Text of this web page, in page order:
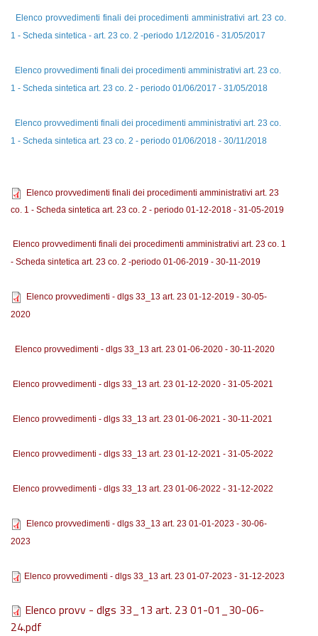
Elenco provvedimenti finali dei procedimenti amministrativi art. 23 co.
1 - Scheda sintetica - art. 23 co. 2 -periodo 1/12/2016 - 31/05/2017
Elenco provvedimenti finali dei procedimenti amministrativi art. 23 co.
1 - Scheda sintetica art. 23 co. 2 - periodo 01/06/2017 - 31/05/2018
Elenco provvedimenti finali dei procedimenti amministrativi art. 23 co.
1 - Scheda sintetica art. 23 co. 2 - periodo 01/06/2018 - 30/11/2018
Elenco provvedimenti finali dei procedimenti amministrativi art. 23
co. 1 - Scheda sintetica art. 23 co. 2 - periodo 01-12-2018 - 31-05-2019
Elenco provvedimenti finali dei procedimenti amministrativi art. 23 co. 1
- Scheda sintetica art. 23 co. 2 -periodo 01-06-2019 - 30-11-2019
Elenco provvedimenti - dlgs 33_13 art. 23 01-12-2019 - 30-05-
2020
Elenco provvedimenti - dlgs 33_13 art. 23 01-06-2020 - 30-11-2020
Elenco provvedimenti - dlgs 33_13 art. 23 01-12-2020 - 31-05-2021
Elenco provvedimenti - dlgs 33_13 art. 23 01-06-2021 - 30-11-2021
Elenco provvedimenti - dlgs 33_13 art. 23 01-12-2021 - 31-05-2022
Elenco provvedimenti - dlgs 33_13 art. 23 01-06-2022 - 31-12-2022
Elenco provvedimenti - dlgs 33_13 art. 23 01-01-2023 - 30-06-
2023
Elenco provvedimenti - dlgs 33_13 art. 23 01-07-2023 - 31-12-2023
Elenco provv - dlgs 33_13 art. 23 01-01_30-06-
24.pdf